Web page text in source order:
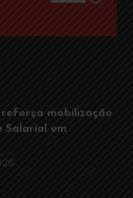
reforça mobilização
Salarial em